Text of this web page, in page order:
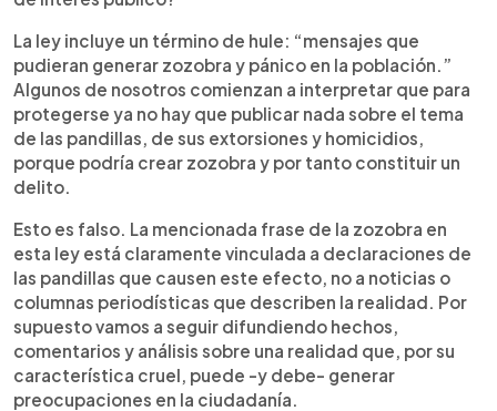
La ley incluye un término de hule: “mensajes que
pudieran generar zozobra y pánico en la población.”
Algunos de nosotros comienzan a interpretar que para
protegerse ya no hay que publicar nada sobre el tema
de las pandillas, de sus extorsiones y homicidios,
porque podría crear zozobra y por tanto constituir un
delito.
Esto es falso. La mencionada frase de la zozobra en
esta ley está claramente vinculada a declaraciones de
las pandillas que causen este efecto, no a noticias o
columnas periodísticas que describen la realidad. Por
supuesto vamos a seguir difundiendo hechos,
comentarios y análisis sobre una realidad que, por su
característica cruel, puede -y debe- generar
preocupaciones en la ciudadanía.